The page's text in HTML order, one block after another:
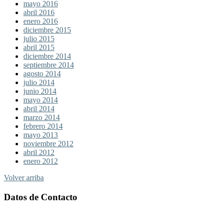
mayo 2016
abril 2016
enero 2016
diciembre 2015
julio 2015
abril 2015
diciembre 2014
septiembre 2014
agosto 2014
julio 2014
junio 2014
mayo 2014
abril 2014
marzo 2014
febrero 2014
mayo 2013
noviembre 2012
abril 2012
enero 2012
Volver arriba
Datos de Contacto